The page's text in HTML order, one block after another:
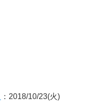
：2018/10/23(火)